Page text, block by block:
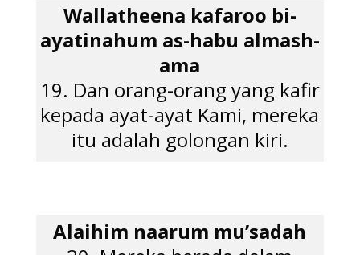
Wallatheena kafaroo bi-
ayatinahum as-habu almash-
ama
19. Dan orang-orang yang kafir
kepada ayat-ayat Kami, mereka
itu adalah golongan kiri.
Alaihim naarum mu’sadah